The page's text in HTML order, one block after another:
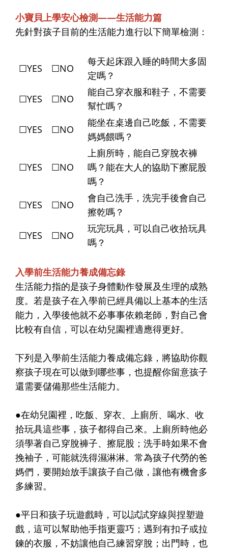
小寶貝上學安心檢測——生活能力篇
先針對孩子目前的生活能力進行以下簡單檢測：
☐YES ☐NO
每天起床跟入睡的時間大多固
定嗎？
☐YES ☐NO
能自己穿衣服和鞋子，不需要
幫忙嗎？
☐YES ☐NO
能坐在桌邊自己吃飯，不需要
媽媽餵嗎？
☐YES ☐NO
上廁所時，能自己穿脫衣褲
嗎？能在大人的協助下擦屁股
嗎？
☐YES ☐NO
會自己洗手，洗完手後會自己
擦乾嗎？
☐YES ☐NO
玩完玩具，可以自己收拾玩具
嗎？
入學前生活能力養成備忘錄
生活能力指的是孩子身體動作發展及生理的成熟
度。若是孩子在入學前已經具備以上基本的生活
能力，入學後他就不必事事依賴老師，對自己會
比較有自信，可以在幼兒園裡適應得更好。
下列是入學前生活能力養成備忘錄，將協助你觀
察孩子現在可以做到哪些事，也提醒你留意孩子
還需要儲備那些生活能力。
●在幼兒園裡，吃飯、穿衣、上廁所、喝水、收
拾玩具這些事，孩子都得自己來。上廁所時他必
須學著自己穿脫褲子、擦屁股；洗手時如果不會
挽袖子，可能就洗得濕淋淋。常為孩子代勞的爸
媽們，要開始放手讓孩子自己做，讓他有機會多
多練習。
●平日和孩子玩遊戲時，可以試試穿線與捏塑遊
戲，這可以幫助他手指更靈巧；遇到有扣子或拉
鍊的衣服，不妨讓他自己練習穿脫；出門時，也